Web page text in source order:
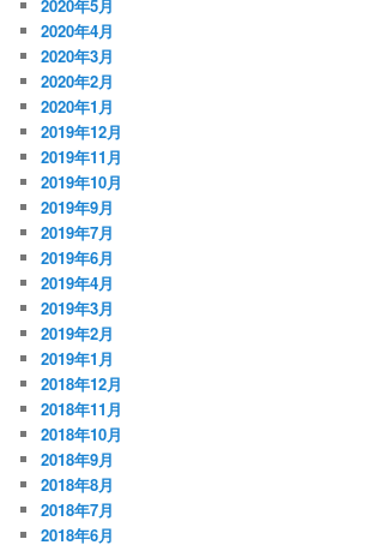
2020年5月
2020年4月
2020年3月
2020年2月
2020年1月
2019年12月
2019年11月
2019年10月
2019年9月
2019年7月
2019年6月
2019年4月
2019年3月
2019年2月
2019年1月
2018年12月
2018年11月
2018年10月
2018年9月
2018年8月
2018年7月
2018年6月